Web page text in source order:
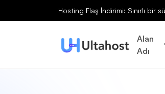
Hosting Flaş İndirimi: Sınırlı
Alan
Adı